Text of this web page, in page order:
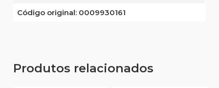
Código original:0009930161
Produtos relacionados